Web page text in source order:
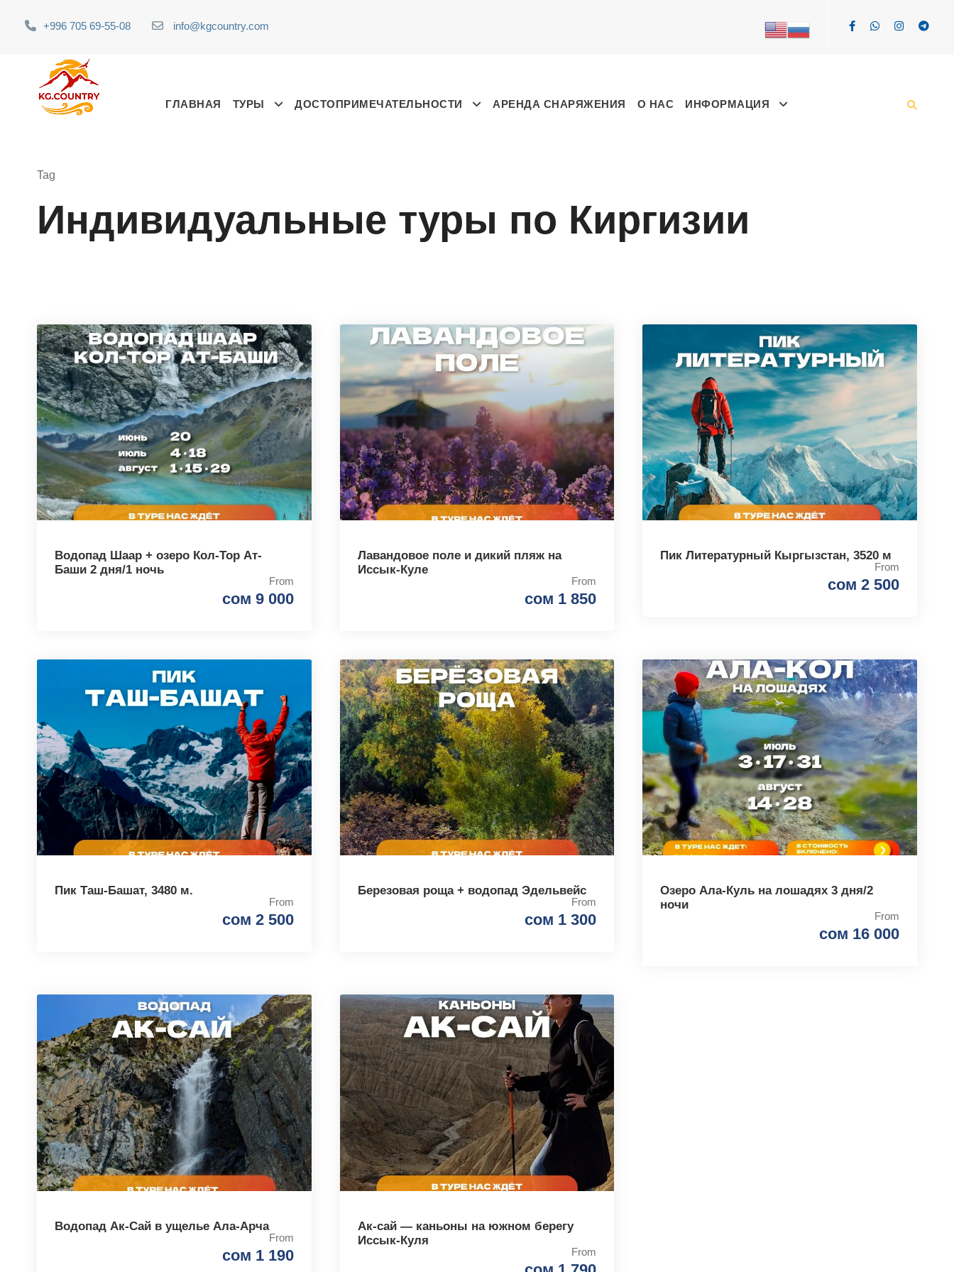
+996 705 69-55-08 info@kgcountry.com
ГЛАВНАЯ ТУРЫ ДОСТОПРИМЕЧАТЕЛЬНОСТИ АРЕНДА СНАРЯЖЕНИЯ О НАС ИНФОРМАЦИЯ
Tag
Индивидуальные туры по Киргизии
Водопад Шаар + озеро Кол-Тор Ат-
Баши 2 дня/1 ночь
From
сом 9 000
Лавандовое поле и дикий пляж на
Иссык-Куле
From
сом 1 850
Пик Литературный Кыргызстан, 3520 м
From
сом 2 500
Пик Таш-Башат, 3480 м.
From
сом 2 500
Березовая роща + водопад Эдельвейс
From
сом 1 300
Озеро Ала-Куль на лошадях 3 дня/2
ночи
From
сом 16 000
Водопад Ак-Сай в ущелье Ала-Арча
From
сом 1 190
Ак-сай — каньоны на южном берегу
Иссык-Куля
From